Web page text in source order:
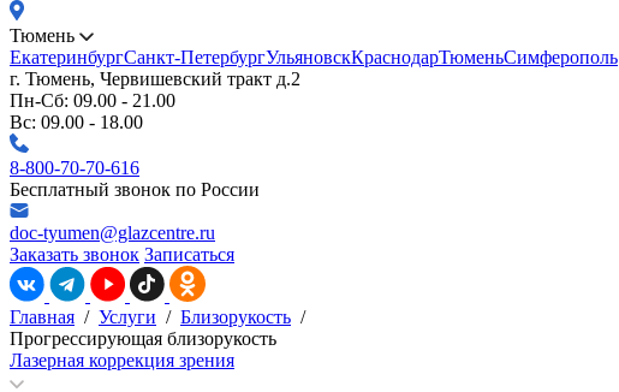
Тюмень
ЕкатеринбургСанкт-ПетербургУльяновскКраснодарТюменьСимферополь
г. Тюмень, Червишевский тракт д.2
Пн-Сб: 09.00 - 21.00
Вс: 09.00 - 18.00
8-800-70-70-616
Бесплатный звонок по России
doc-tyumen@glazcentre.ru
Заказать звонок Записаться
Главная / Услуги / Близорукость /
Прогрессирующая близорукость
Лазерная коррекция зрения